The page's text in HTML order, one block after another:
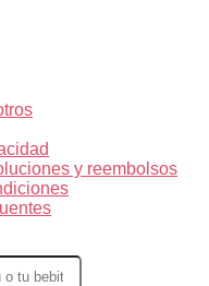
y reembolsos